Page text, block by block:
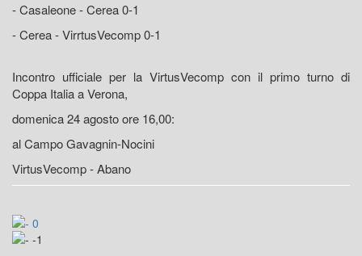
- Casaleone - Cerea 0-1
- Cerea - VirrtusVecomp 0-1
Incontro ufficiale per la VirtusVecomp con il primo turno di
Coppa Italia a Verona,
domenica 24 agosto ore 16,00:
al Campo Gavagnin-Nocini
VirtusVecomp - Abano